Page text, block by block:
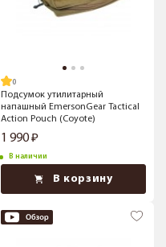
Подсумок утилитарный
напашный EmersonGear Tactical
Action Pouch (Coyote)
1 990
В наличии
В корзину